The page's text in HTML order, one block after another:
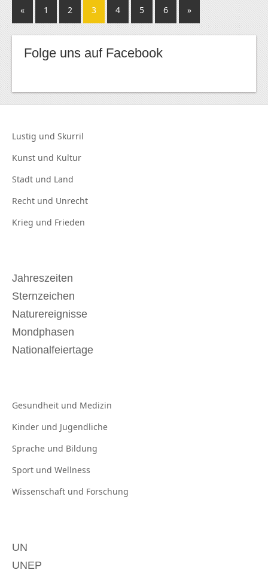
« 1 2 3 4 5 6 »
Folge uns auf Facebook
Lustig und Skurril
Kunst und Kultur
Stadt und Land
Recht und Unrecht
Krieg und Frieden
Jahreszeiten
Sternzeichen
Naturereignisse
Mondphasen
Nationalfeiertage
Gesundheit und Medizin
Kinder und Jugendliche
Sprache und Bildung
Sport und Wellness
Wissenschaft und Forschung
UN
UNEP